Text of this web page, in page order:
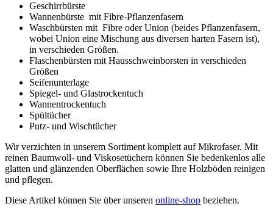
Geschirrbürste
Wannenbürste mit Fibre-Pflanzenfasern
Waschbürsten mit Fibre oder Union (beides Pflanzenfasern,
wobei Union eine Mischung aus diversen harten Fasern ist),
in verschieden Größen.
Flaschenbürsten mit Hausschweinborsten in verschieden
Größen
Seifenunterlage
Spiegel- und Glastrockentuch
Wannentrockentuch
Spültücher
Putz- und Wischtücher
Wir verzichten in unserem Sortiment komplett auf Mikrofaser. Mit
reinen Baumwoll- und Viskosetüchern können Sie bedenkenlos alle
glatten und glänzenden Oberflächen sowie Ihre Holzböden reinigen
und pflegen.
Diese Artikel können Sie über unseren online-shop beziehen.